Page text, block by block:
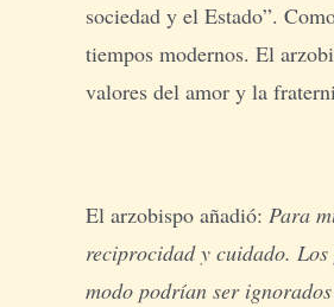
sociedad y el Estado”.
tiempos modernos. El
valores del amor y la
El arzobispo añadió: Para
reciprocidad y cuidado. Los
modo podrían ser